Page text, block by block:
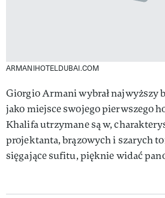
ARMANIHOTELDUBAI.COM
Giorgio Armani wybrał najwyższy
jako miejsce swojego pierwszego
Khalifa utrzymane są w,
projektanta, brązowych i szarych
sięgające sufitu, pięknie widać